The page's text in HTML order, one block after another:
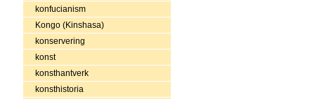
konfucianism
Kongo (Kinshasa)
konservering
konst
konsthantverk
konsthistoria